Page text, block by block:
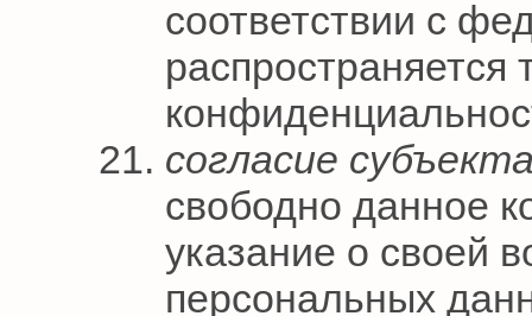
соответствии с
согласие
свободно данное
указание о своей
персональных